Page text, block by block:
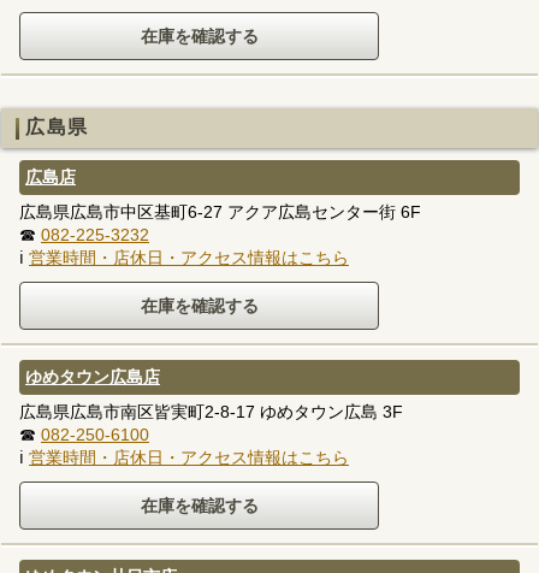
広島県
広島店
広島県広島市中区基町6-27 アクア広島センター街 6F
☎ 082-225-3232
ℹ 営業時間・店休日・アクセス情報はこちら
ゆめタウン広島店
広島県広島市南区皆実町2-8-17 ゆめタウン広島 3F
☎ 082-250-6100
ℹ 営業時間・店休日・アクセス情報はこちら